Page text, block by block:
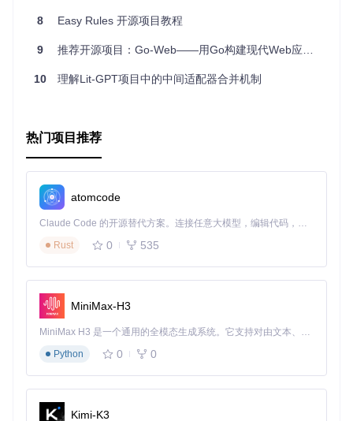
例。
和错误发现。
总之，“愚蠢的分配器”以其古怪而又巧妙的设计，不仅向我们
出的独特价值不容忽视。如果你想在乐趣中学习，或者仅仅是
8 Easy Rules 开源项目教程
9 推荐开源项目：Go-Web——用Go构建现代Web应用的优雅之道
10 理解Lit-GPT项目中的中间适配器合并机制
热门项目推荐
atomcode
Claude Code 的开源替代方案。连接任意大模型，编辑代码，运行命令，自动验证 — 全自动执行。用 Rust 构建，极致性能。 ｜ An open-source alternative to Claude Code. Connect any LLM, edit code, run commands, and verify changes — autonomously. Built in Rust for speed. Get Started
Rust
0 535
MiniMax-H3
MiniMax H3 是一个通用的全模态生成系统。它支持对由文本、图像、视频和音频组成的多模态上下文进行统一理解，并能生成分辨率高达 2K、时长可达 15 秒的带原生立体声音频的视频。得益于面向任务泛化的系统设计，H3 在预训练阶段就已具备广泛的多模态上下文理解与生成能力，能够出色地执行复杂的多模态指令。
Python
0 0
Kimi-K3